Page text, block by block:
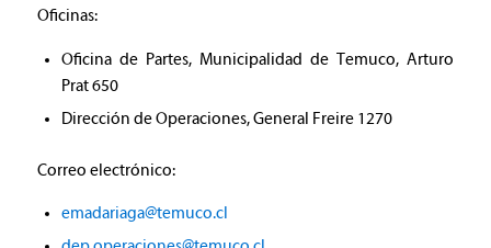
Oficinas:
Oficina de Partes, Municipalidad de Temuco, Arturo
Prat 650
Dirección de Operaciones, General Freire 1270
Correo electrónico:
emadariaga@temuco.cl